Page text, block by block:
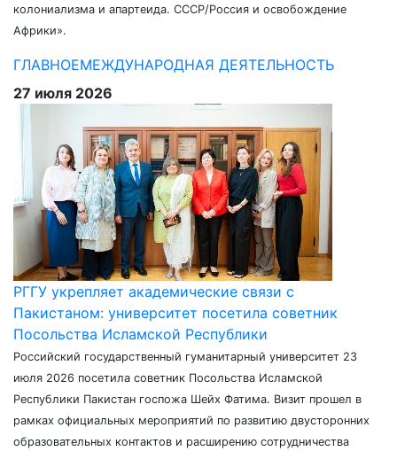
колониализма и апартеида. СССР/Россия и освобождение
Африки».
ГЛАВНОЕМЕЖДУНАРОДНАЯ ДЕЯТЕЛЬНОСТЬ
27 июля 2026
РГГУ укрепляет академические связи с
Пакистаном: университет посетила советник
Посольства Исламской Республики
Российский государственный гуманитарный университет 23
июля 2026 посетила советник Посольства Исламской
Республики Пакистан госпожа Шейх Фатима. Визит прошел в
рамках официальных мероприятий по развитию двусторонних
образовательных контактов и расширению сотрудничества